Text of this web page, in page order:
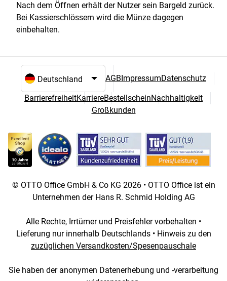
Nach dem Öffnen erhält der Nutzer sein Bargeld zurück.
Bei Kassierschlössern wird die Münze dagegen
einbehalten.
Sprach- und Landesauswahl
AGBImpressumDatenschutz
BarrierefreiheitKarriereBestellscheinNachhaltigkeit
Großkunden
© OTTO Office GmbH & Co KG 2026 • OTTO Office ist ein
Unternehmen der Hans R. Schmid Holding AG
Alle Rechte, Irrtümer und Preisfehler vorbehalten •
Lieferung nur innerhalb Deutschlands • Hinweis zu den
zuzüglichen Versandkosten/Spesenpauschale
Sie haben der anonymen Datenerhebung und -verarbeitung